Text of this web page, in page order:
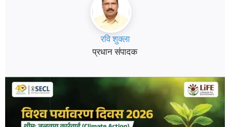
रवि शुक्ला
प्रधान संपादक